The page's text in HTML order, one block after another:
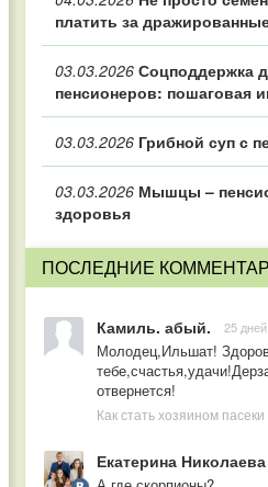
платить за
03.03.2026 Соцподдержка
пенсионеров: пошаговая
03.03.2026 Грибной суп с
03.03.2026 Мышцы –
здоровья
ПОСЛЕДНИЕ
Камиль. абый. 25
Молодец,Ильшат!
отвернется!
Как стать хозяином
Екатерина Николаева